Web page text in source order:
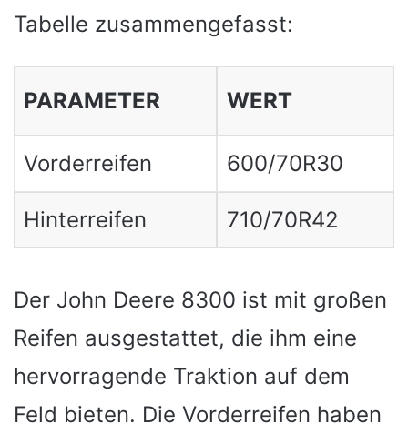
Tabelle zusammengefasst:
PARAMETER WERT
Vorderreifen 600/70R30
Hinterreifen 710/70R42
Der John Deere 8300 ist mit großen
Reifen ausgestattet, die ihm eine
hervorragende Traktion auf dem
Feld bieten. Die Vorderreifen haben